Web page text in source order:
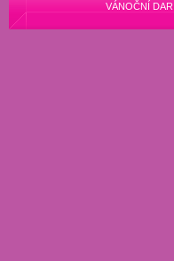
VÁNOČNÍ DAR